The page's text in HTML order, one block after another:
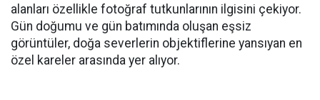
alanları özellikle fotoğraf tutkunlarının ilgisini çekiyor.
Gün doğumu ve gün batımında oluşan eşsiz
görüntüler, doğa severlerin objektiflerine yansıyan en
özel kareler arasında yer alıyor.